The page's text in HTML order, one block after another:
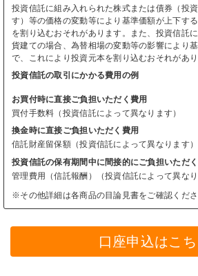
投資信託に組み入れられた株式または債券（投
す）等の価格の変動等により基準価額が上下す
を割り込むおそれがあります。また、投資信託
貨建ての場合、為替相場の変動等の影響により
で、これにより投資元本を割り込むおそれがあり
投資信託の取引にかかる費用の例
お買付時に直接ご負担いただく費用
買付手数料（投資信託によって異なります）
換金時に直接ご負担いただく費用
信託財産留保額（投資信託によって異なります）
投資信託の保有期間中に間接的にご負担いただ
管理費用（信託報酬）（投資信託によって異なり
※その他詳細は各商品の目論見書をご確認くださ
口座申込はこち